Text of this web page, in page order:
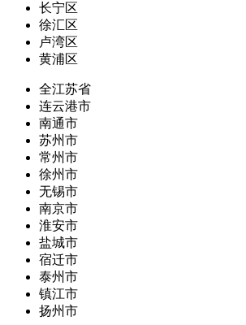
长宁区
徐汇区
卢湾区
黄浦区
全江苏省
连云港市
南通市
苏州市
常州市
徐州市
无锡市
南京市
淮安市
盐城市
宿迁市
泰州市
镇江市
扬州市